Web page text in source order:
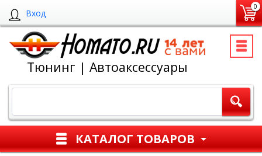
Вход
0
Тюнинг | Автоаксессуары
КАТАЛОГ ТОВАРОВ